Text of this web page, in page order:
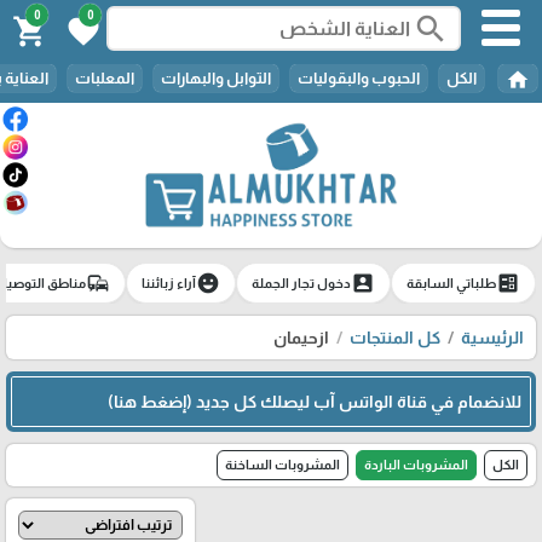
search
0
favorite
0
shopping_cart
home الكل الحبوب والبقوليات التوابل والبهارات المعلبات
ballotطلباتي السابقة account_boxدخول تجار الجملة emoji_emotionsآراء زبائننا commuteمناطق
الرئيسية كل المنتجات ازحيمان
للانضمام في قناة الواتس آب ليصلك كل جديد (إضغط هنا)
الكل المشروبات الباردة المشروبات الساخنة